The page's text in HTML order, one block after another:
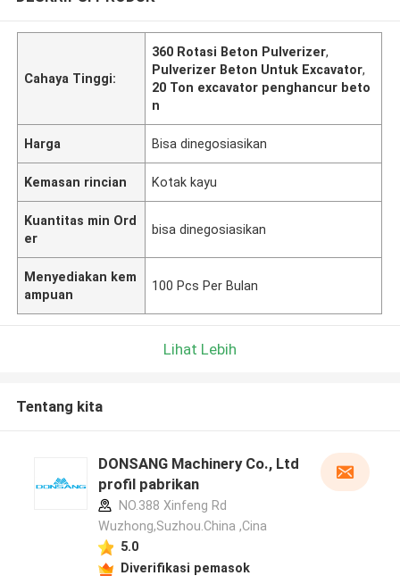
Cahaya Tinggi:
360 Rotasi Beton Pulverizer,
Pulverizer Beton Untuk Excavator,
20 Ton excavator penghancur beto
n
Harga Bisa dinegosiasikan
Kemasan rincian Kotak kayu
Kuantitas min Ord
er
bisa dinegosiasikan
Menyediakan kem
ampuan
100 Pcs Per Bulan
Lihat Lebih
Tentang kita
DONSANG Machinery Co., Ltd
profil pabrikan
NO.388 Xinfeng Rd
Wuzhong,Suzhou.China ,Cina
5.0
Diverifikasi pemasok